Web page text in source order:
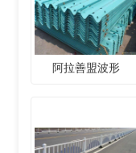
阿拉善盟波形